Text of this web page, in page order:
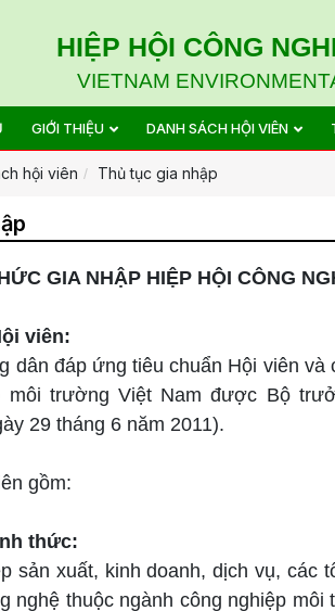
HIỆP HỘI CÔNG
VIETNAM
GIỚI THIỆU DANH SÁCH HỘI VIÊN
hội viên Thủ tục gia nhập
GIA NHẬP HIỆP HỘI CÔNG
viên:
dân đáp ứng tiêu chuẩn Hội viên
môi trường Việt Nam được Bộ
29 tháng 6 năm 2011).
gồm:
thức:
sản xuất, kinh doanh, dịch vụ, các
nghệ thuộc ngành công nghiệp